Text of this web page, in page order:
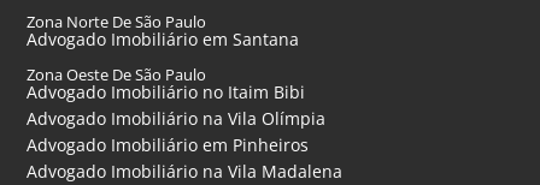
Zona Norte De São Paulo
Advogado Imobiliário em Santana
Zona Oeste De São Paulo
Advogado Imobiliário no Itaim Bibi
Advogado Imobiliário na Vila Olímpia
Advogado Imobiliário em Pinheiros
Advogado Imobiliário na Vila Madalena